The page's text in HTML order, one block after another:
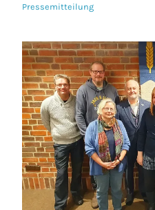
Pressemitteilung